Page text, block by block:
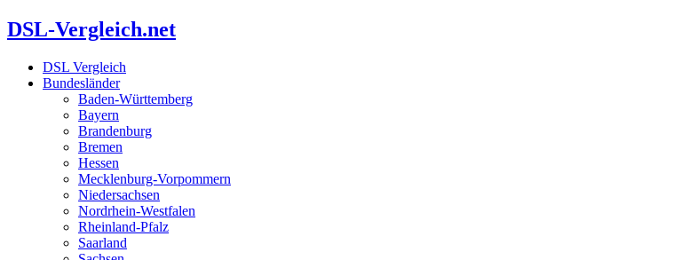
Zum
Inhalt
DSL-Vergleich.net
DSL Vergleich
Bundesländer
Baden-Württemberg
Bayern
Brandenburg
Bremen
Hessen
Mecklenburg-Vorpommern
Niedersachsen
Nordrhein-Westfalen
Rheinland-Pfalz
Saarland